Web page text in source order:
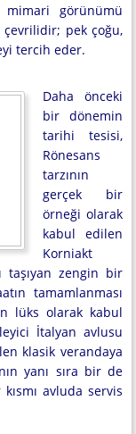
mimari görünümü
pek çoğu,
tercih eder.
Daha önceki
bir dönemin
tarihi tesisi,
Rönesans
tarzının
gerçek bir
örneği olarak
kabul edilen
Korniakt
taşıyan zengin bir
tamamlanması
lüks olarak kabul
İtalyan avlusu
klasik verandaya
yanı sıra bir de
avluda servis